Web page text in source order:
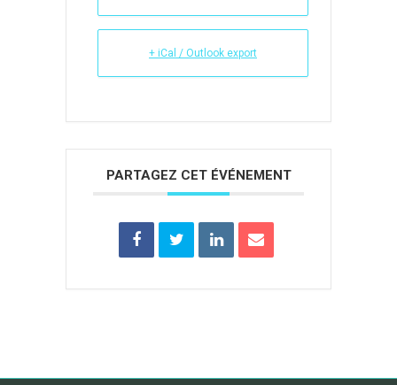
+ iCal / Outlook export
PARTAGEZ CET ÉVÉNEMENT